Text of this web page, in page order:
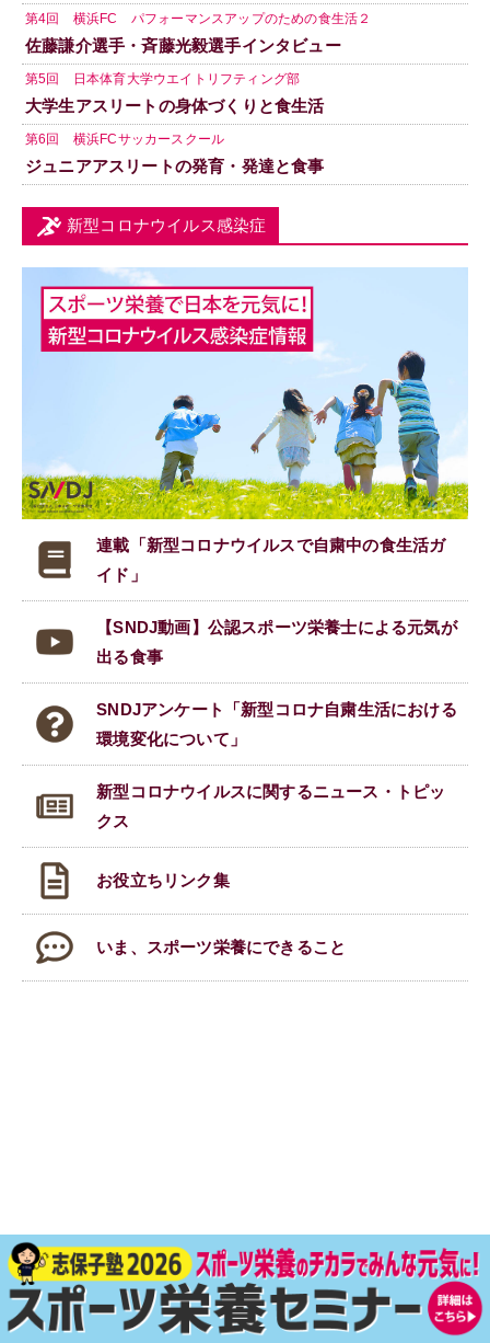
第4回 横浜FC パフォーマンスアップのための食生活２
佐藤謙介選手・斉藤光毅選手インタビュー
第5回 日本体育大学ウエイトリフティング部
大学生アスリートの身体づくりと食生活
第6回 横浜FCサッカースクール
ジュニアアスリートの発育・発達と食事
新型コロナウイルス感染症
連載「新型コロナウイルスで自粛中の食生活ガ
イド」
【SNDJ動画】公認スポーツ栄養士による元気が
出る食事
SNDJアンケート「新型コロナ自粛生活における
環境変化について」
新型コロナウイルスに関するニュース・トピッ
クス
お役立ちリンク集
いま、スポーツ栄養にできること